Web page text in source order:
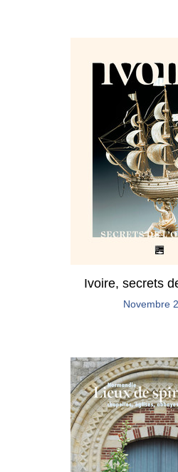
Ivoire, secrets
Novembre